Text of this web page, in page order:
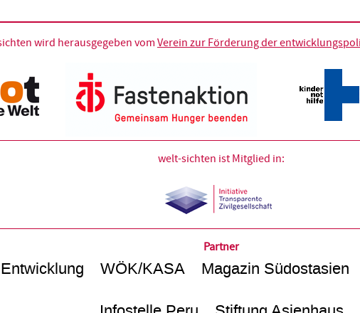
wird herausgegeben vom Verein zur Förderung der
welt-sichten ist Mitglied in:
Partner
WÖK/KASA Magazin Südostasien